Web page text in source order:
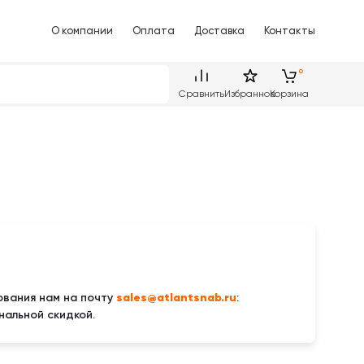
О компании Оплата Доставка Контакты
СравнитьИзбранноеКорзина
нам на почту sales@atlantsnab.ru:
скидкой.